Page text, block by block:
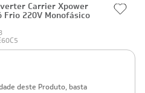
Carrier Xpower
Frio 220V Monofásico
deste Produto, basta